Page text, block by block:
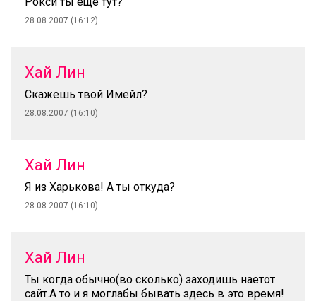
28.08.2007 (16:12)
Хай Лин
Скажешь твой Имейл?
28.08.2007 (16:10)
Хай Лин
Я из Харькова! А ты откуда?
28.08.2007 (16:10)
Хай Лин
Ты когда обычно(во сколько) заходишь наетот
сайт.А то и я моглабы бывать здесь в это время!